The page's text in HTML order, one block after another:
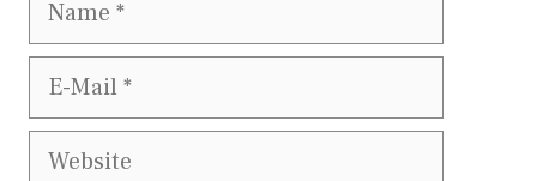
E-
Website